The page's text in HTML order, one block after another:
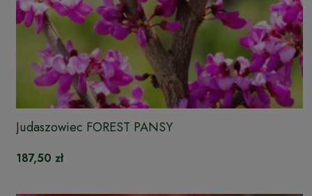
Judaszowiec FOREST PANSY
187,50 zł